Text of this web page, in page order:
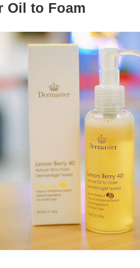
Oil to Foam